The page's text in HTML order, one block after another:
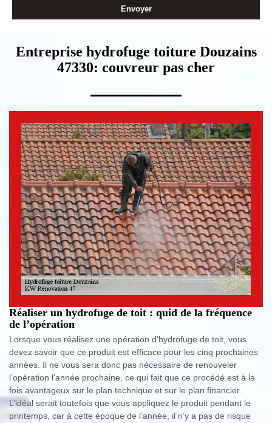
Entreprise hydrofuge toiture Douzains
47330: couvreur pas cher
Réaliser un hydrofuge de toit : quid de la fréquence
de l’opération
Lorsque vous réalisez une opération d’hydrofuge de toit, vous
devez savoir que ce produit est efficace pour les cinq prochaines
années. Il ne vous sera donc pas nécessaire de renouveler
l’opération l’année prochaine, ce qui fait que ce procédé est à la
fois avantageux sur le plan technique et sur le plan financier.
L’idéal serait toutefois que vous appliquez le produit pendant le
printemps, car à cette époque de l’année, il n’y a pas de risque